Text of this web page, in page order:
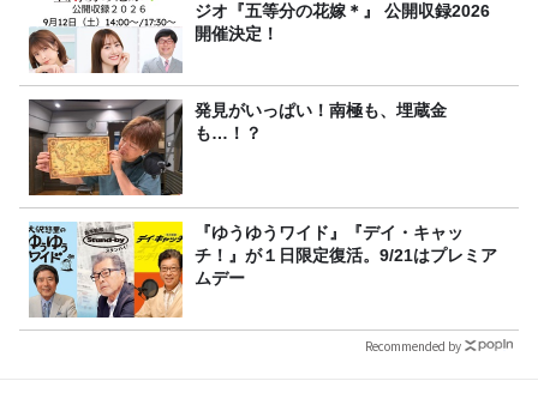
ジオ『五等分の花嫁＊』 公開収録2026
開催決定！
発見がいっぱい！南極も、埋蔵金
も…！？
『ゆうゆうワイド』『デイ・キャッ
チ！』が１日限定復活。9/21はプレミア
ムデー
Recommended by